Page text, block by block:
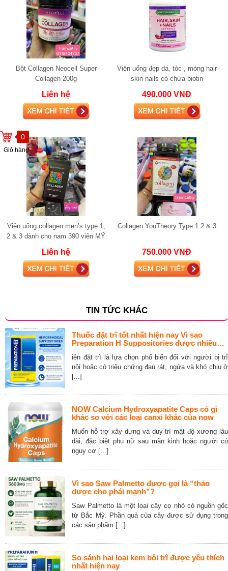
0
Giỏ hàng
Bột Collagen Neocell Super
Collagen 200g
Liên hệ
Viên uống đẹp da, tóc , móng hair
skin nails có chứa biotin
490.000 VNĐ
Viên uống collagen men’s type 1,
2 & 3 dành cho nam 390 viên MỸ
Liên hệ
Collagen YouTheory Type 1 2 & 3
750.000 VNĐ
TIN TỨC KHÁC
Thuốc đặt trĩ tốt nhất hiện nay Vì sao
Preparation H Suppositories được nhiều
iên đặt trĩ là lựa chọn phổ biến đối với người bị trĩ
nội hoặc có triệu chứng đau rát, ngứa và khó chịu ở
[...]
NOW Calcium Hydroxyapatite Caps có gì
khác so với các loại canxi khác của now
Muốn hỗ trợ xây dựng và duy trì mật độ xương lâu
dài, đặc biệt phụ nữ sau mãn kinh hoặc người có
nguy cơ [...]
Vì sao Saw Palmetto được gọi là “thảo
dược cho phái mạnh”?
Saw Palmetto là một loại cây cọ nhỏ có nguồn gốc
từ Bắc Mỹ. Phần quả của cây được sử dụng trong
các sản phẩm [...]
So sánh hai loại kem bôi trĩ được yêu thích
nhất hiện nay